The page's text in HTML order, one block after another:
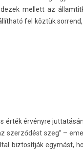
mel­lett az
fel köztük sor­rend,
érték érvényre
szerződést szeg” –
bi­ztosít­ják egymást,